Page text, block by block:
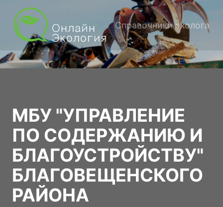
Справочники эколога
МБУ "УПРАВЛЕНИЕ
ПО СОДЕРЖАНИЮ И
БЛАГОУСТРОЙСТВУ"
БЛАГОВЕЩЕНСКОГО
РАЙОНА